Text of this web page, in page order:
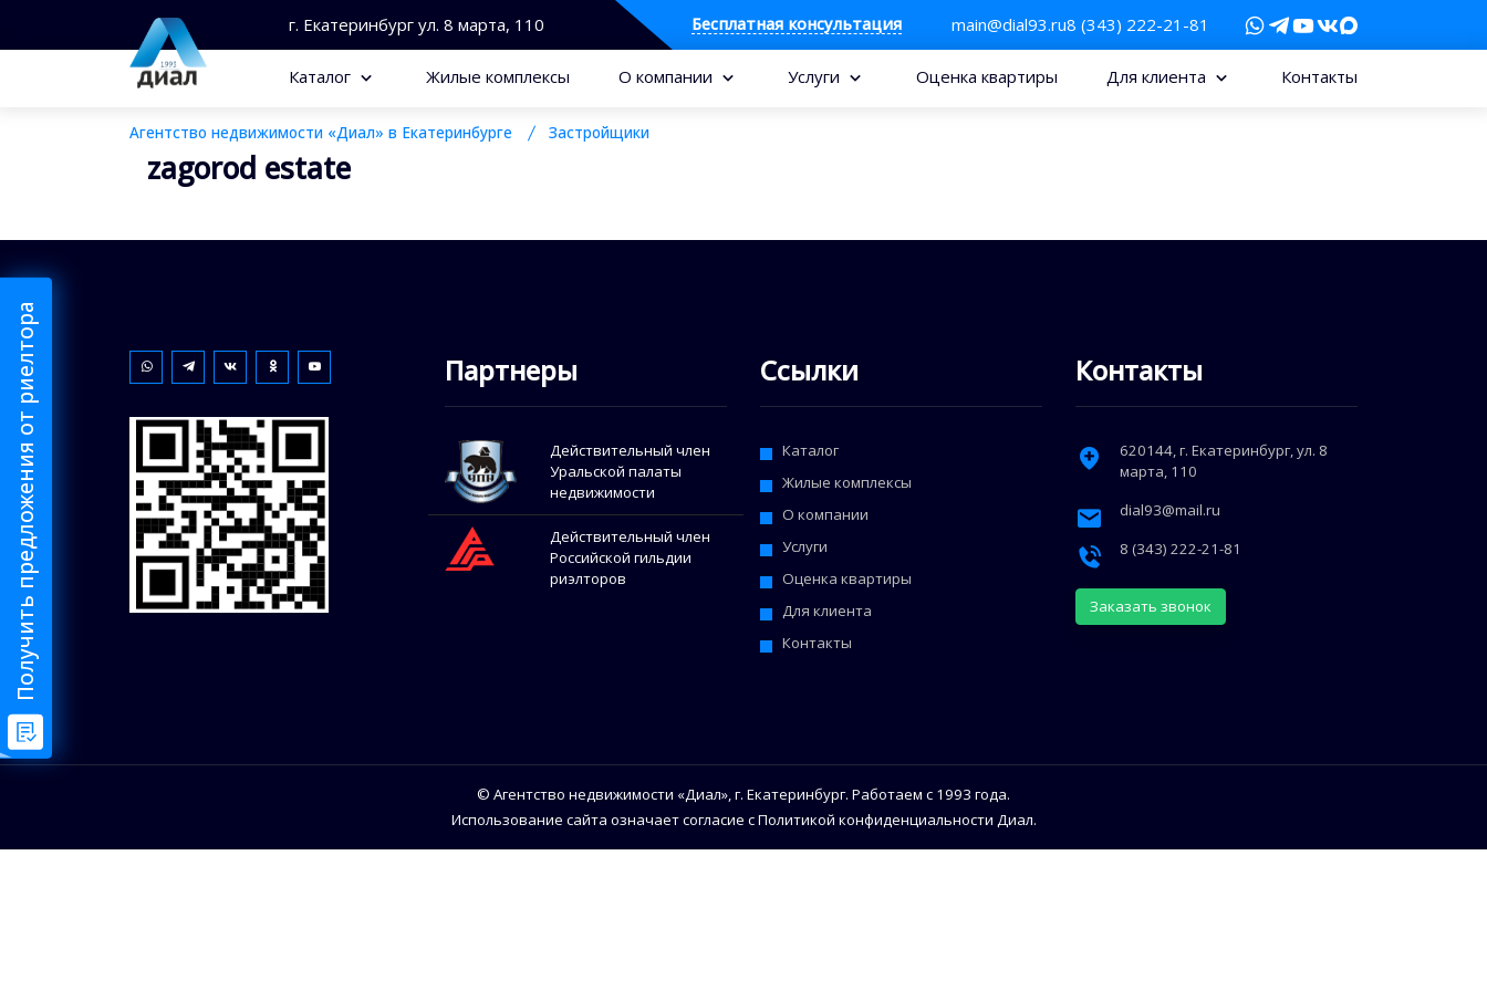
г. Екатеринбург ул. 8 марта, 110 Бесплатная консультация main@dial93.ru8 (343) 222-21-81
Каталог Жилые комплексы О компании Услуги Оценка квартиры Для клиента Контакты
Агентство недвижимости «Диал» в Екатеринбурге Застройщики
zagorod estate
Партнеры
Действительный член
Уральской палаты
недвижимости
Действительный член
Российской гильдии
риэлторов
Ссылки
Каталог
Жилые комплексы
О компании
Услуги
Оценка квартиры
Для клиента
Контакты
Контакты
620144 , г. Екатеринбург, ул. 8
марта, 110
dial93@mail.ru
8 (343) 222-21-81
Заказать звонок
© Агентство недвижимости «Диал», г. Екатеринбург. Работаем с 1993 года.
Использование сайта означает согласие с Политикой конфиденциальности Диал.
Получить предложения от риелтора